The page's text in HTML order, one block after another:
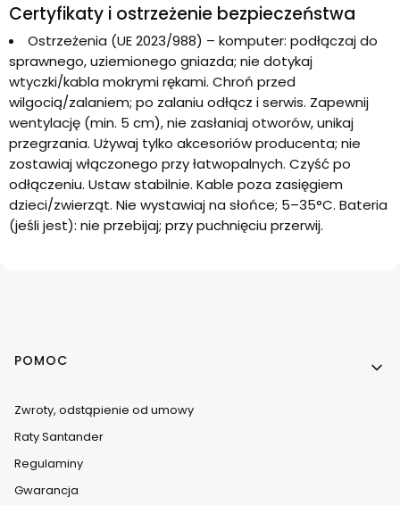
Certyfikaty i ostrzeżenie bezpieczeństwa
Ostrzeżenia (UE 2023/988) – komputer: podłączaj do
sprawnego, uziemionego gniazda; nie dotykaj
wtyczki/kabla mokrymi rękami. Chroń przed
wilgocią/zalaniem; po zalaniu odłącz i serwis. Zapewnij
wentylację (min. 5 cm), nie zasłaniaj otworów, unikaj
przegrzania. Używaj tylko akcesoriów producenta; nie
zostawiaj włączonego przy łatwopalnych. Czyść po
odłączeniu. Ustaw stabilnie. Kable poza zasięgiem
dzieci/zwierząt. Nie wystawiaj na słońce; 5–35°C. Bateria
(jeśli jest): nie przebijaj; przy puchnięciu przerwij.
Linki w stopce
POMOC
Zwroty, odstąpienie od umowy
Raty Santander
Regulaminy
Gwarancja